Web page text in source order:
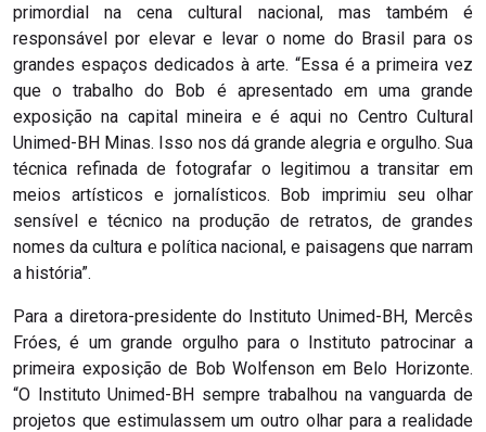
primordial na cena cultural nacional, mas também é
responsável por elevar e levar o nome do Brasil para os
grandes espaços dedicados à arte. “Essa é a primeira vez
que o trabalho do Bob é apresentado em uma grande
exposição na capital mineira e é aqui no Centro Cultural
Unimed-BH Minas. Isso nos dá grande alegria e orgulho. Sua
técnica refinada de fotografar o legitimou a transitar em
meios artísticos e jornalísticos. Bob imprimiu seu olhar
sensível e técnico na produção de retratos, de grandes
nomes da cultura e política nacional, e paisagens que narram
a história”.
Para a diretora-presidente do Instituto Unimed-BH, Mercês
Fróes, é um grande orgulho para o Instituto patrocinar a
primeira exposição de Bob Wolfenson em Belo Horizonte.
“O Instituto Unimed-BH sempre trabalhou na vanguarda de
projetos que estimulassem um outro olhar para a realidade